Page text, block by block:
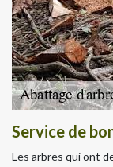
Service de
Les arbres qui ont